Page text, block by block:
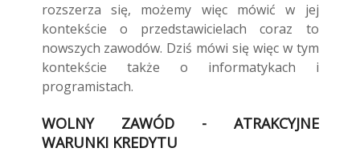
rozszerza się, możemy więc mówić w jej
kontekście o przedstawicielach coraz to
nowszych zawodów. Dziś mówi się więc w tym
kontekście także o informatykach i
programistach.
WOLNY ZAWÓD - ATRAKCYJNE
WARUNKI KREDYTU